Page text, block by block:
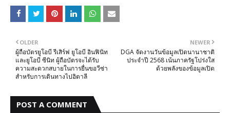
NEWER
DGA จัดงานวันข้อมูลเปิดนานาชาติ
ประจำปี 2568 เน้นภาครัฐโปร่งใส
ด้วยพลังของข้อมูลเปิด
OLDER
ผู้ถือบัตรยูโอบี รีเสิร์ฟ ยูโอบี อินฟินิท
และยูโอบี ซีนิท ผู้ถือบัตรจะได้รับ
ความสะดวกสบายในการยื่นขอวีซ่า
สำหรับการเดินทางไปอิตาลี
POST A COMMENT